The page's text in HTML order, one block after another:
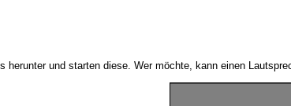
herunter und starten diese. Wer möchte, kann einen